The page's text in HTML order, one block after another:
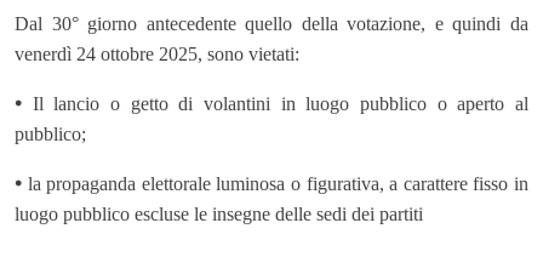
Dal 30° giorno antecedente quello della votazione, e quindi da
venerdì 24 ottobre 2025, sono vietati:
• Il lancio o getto di volantini in luogo pubblico o aperto al
pubblico;
• la propaganda elettorale luminosa o figurativa, a carattere fisso in
luogo pubblico escluse le insegne delle sedi dei partiti